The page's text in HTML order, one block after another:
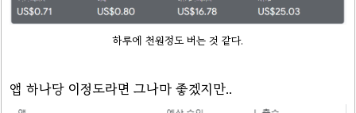
하루에 천원정도 버는 것 같다.
앱 하나당 이정도라면 그나마 좋겠지만..